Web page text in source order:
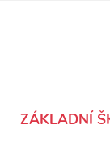
ZÁKLADNÍ